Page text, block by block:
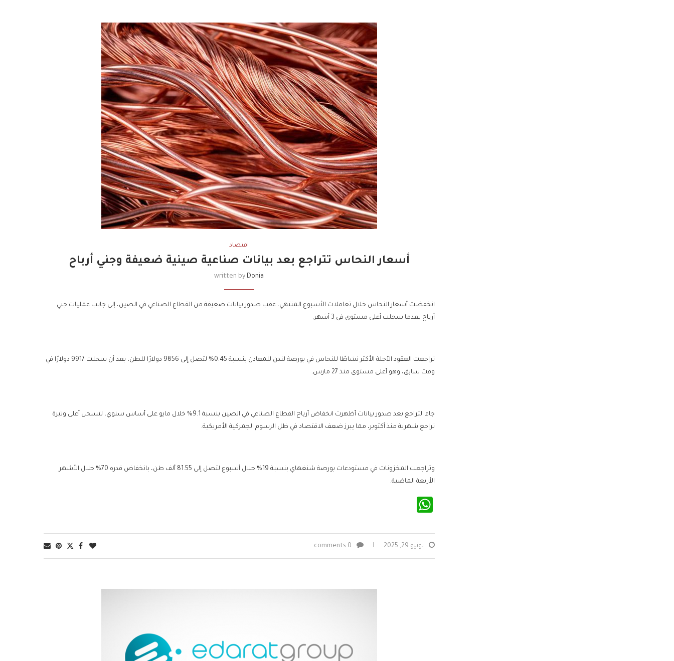
اقتصاد
أسعار النحاس تتراجع بعد بيانات صناعية صينية ضعيفة وجني أرباح
written by Donia
انخفضت أسعار النحاس خلال تعاملات الأسبوع المنتهي، عقب صدور بيانات ضعيفة من القطاع الصناعي في الصين، إلى جانب عمليات جني
أرباح بعدما سجلت أعلى مستوى في 3 أشهر.
تراجعت العقود الآجلة الأكثر نشاطًا للنحاس في بورصة لندن للمعادن بنسبة 0.45% لتصل إلى 9856 دولارًا للطن، بعد أن سجلت 9917 دولارًا في
وقت سابق، وهو أعلى مستوى منذ 27 مارس.
جاء التراجع بعد صدور بيانات أظهرت انخفاض أرباح القطاع الصناعي في الصين بنسبة 9.1% خلال مايو على أساس سنوي، لتسجل أعلى وتيرة
تراجع شهرية منذ أكتوبر، مما يبرز ضعف الاقتصاد في ظل الرسوم الجمركية الأمريكية.
وتراجعت المخزونات في مستودعات بورصة شنغهاي بنسبة 19% خلال أسبوع لتصل إلى 81.55 ألف طن، بانخفاض قدره 70% خلال الأشهر
الأربعة الماضية.
يونيو 29, 2025 0 comments